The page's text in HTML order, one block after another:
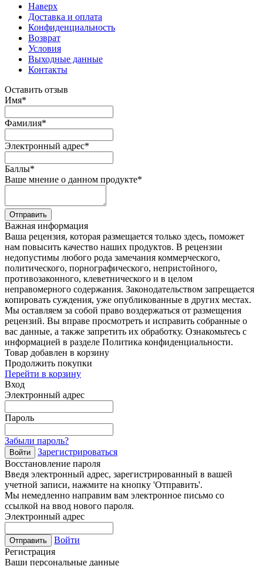
Наверх
Доставка и оплата
Конфиденциальность
Возврат
Условия
Выходные данные
Контакты
Оставить отзыв
Имя*
Фамилия*
Электронный адрес*
Баллы*
Ваше мнение о данном продукте*
Отправить
Важная информация
Ваша рецензия, которая размещается только здесь, поможет
нам повысить качество наших продуктов. В рецензии
недопустимы любого рода замечания коммерческого,
политического, порнографического, непристойного,
противозаконного, клеветнического и в целом
неправомерного содержания. Законодательством запрещается
копировать суждения, уже опубликованные в других местах.
Мы оставляем за собой право воздержаться от размещения
рецензий. Вы вправе просмотреть и исправить собранные о
вас данные, а также запретить их обработку. Ознакомьтесь с
информацией в разделе Политика конфиденциальности.
Товар добавлен в корзину
Продолжить покупки
Перейти в корзину
Вход
Электронный адрес
Пароль
Забыли пароль?
Войти
Зарегистрироваться
Восстановление пароля
Введя электронный адрес, зарегистрированный в вашей
учетной записи, нажмите на кнопку 'Отправить'.
Мы немедленно направим вам электронное письмо со
ссылкой на ввод нового пароля.
Электронный адрес
Отправить
Войти
Регистрация
Ваши персональные данные